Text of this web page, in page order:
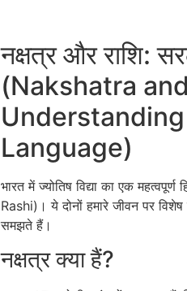
नक्षत्र और राशि:
(Nakshatra
Language)
भारत में ज्योतिष विद्या का एक
Rashi)। ये दोनों हमारे जीवन पर
समझते हैं।
नक्षत्र क्या हैं?